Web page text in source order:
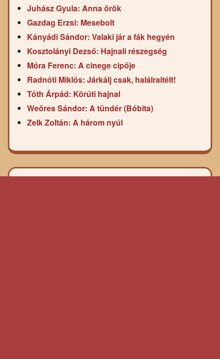
Juhász Gyula: Anna örök
Gazdag Erzsi: Mesebolt
Kányádi Sándor: Valaki jár a fák hegyén
Kosztolányi Dezső: Hajnali részegség
Móra Ferenc: A cinege cipője
Radnóti Miklós: Járkálj csak, halálraitélt!
Tóth Árpád: Körúti hajnal
Weöres Sándor: A tündér (Bóbita)
Zelk Zoltán: A három nyúl